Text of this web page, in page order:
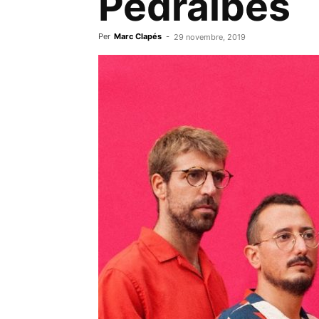
Per Marc Clapés - 29 novembre, 2019